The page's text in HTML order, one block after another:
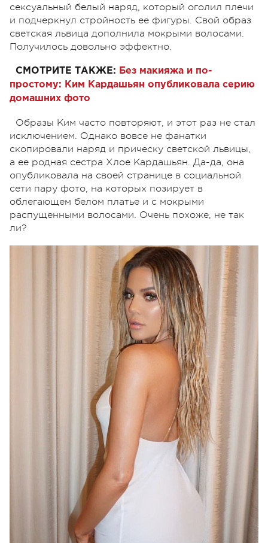
сексуальный белый наряд, который оголил плечи
и подчеркнул стройность ее фигуры. Свой образ
светская львица дополнила мокрыми волосами.
Получилось довольно эффектно.
СМОТРИТЕ ТАКЖЕ: Без макияжа и по-
простому: Ким Кардашьян опубликовала серию
домашних фото
Образы Ким часто повторяют, и этот раз не стал
исключением. Однако вовсе не фанатки
скопировали наряд и прическу светской львицы,
а ее родная сестра Хлое Кардашьян. Да-да, она
опубликовала на своей странице в социальной
сети пару фото, на которых позирует в
облегающем белом платье и с мокрыми
распущенными волосами. Очень похоже, не так
ли?